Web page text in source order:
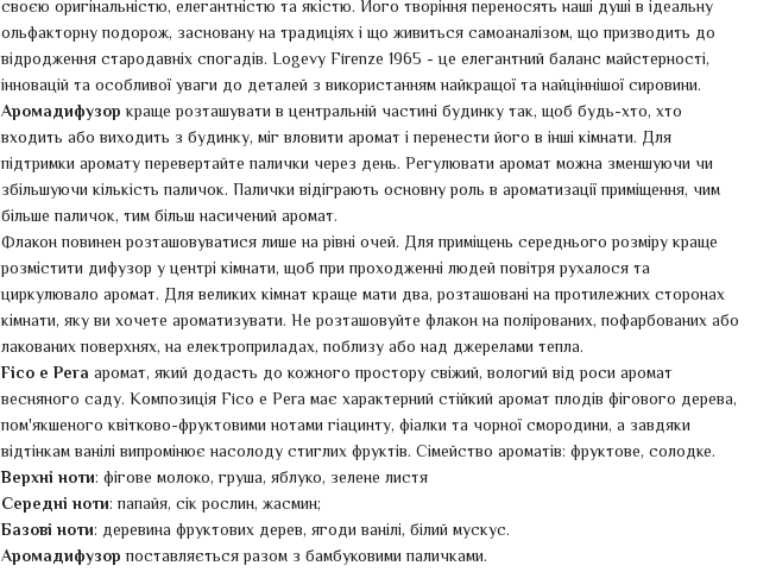
своєю оригінальністю, елегантністю та якістю. Його творіння переносять наші душі в ідеальну
ольфакторну подорож, засновану на традиціях і що живиться самоаналізом, що призводить до
відродження стародавніх спогадів. Logevy Firenze 1965 - це елегантний баланс майстерності,
інновацій та особливої уваги до деталей з використанням найкращої та найціннішої сировини.
Аромадифузоркраще розташувати в центральній частині будинку так, щоб будь-хто, хто
входить або виходить з будинку, міг вловити аромат і перенести його в інші кімнати. Для
підтримки аромату перевертайте палички через день. Регулювати аромат можна зменшуючи чи
збільшуючи кількість паличок. Палички відіграють основну роль в ароматизації приміщення, чим
більше паличок, тим більш насичений аромат.
Флакон повинен розташовуватися лише на рівні очей. Для приміщень середнього розміру краще
розмістити дифузор у центрі кімнати, щоб при проходженні людей повітря рухалося та
циркулювало аромат. Для великих кімнат краще мати два, розташовані на протилежних сторонах
кімнати, яку ви хочете ароматизувати. Не розташовуйте флакон на полірованих, пофарбованих або
лакованих поверхнях, на електроприладах, поблизу або над джерелами тепла.
Fico e Pera аромат, який додасть до кожного простору свіжий, вологий від роси аромат
весняного саду. Композиція Fico e Pera має характерний стійкий аромат плодів фігового дерева,
пом'якшеного квітково-фруктовими нотами гіацинту, фіалки та чорної смородини, а завдяки
відтінкам ванілі випромінює насолоду стиглих фруктів. Сімейство ароматів: фруктове, солодке.
Верхні ноти: фігове молоко, груша, яблуко, зелене листя
Середні ноти: папайя, сік рослин, жасмин;
Базові ноти: деревина фруктових дерев, ягоди ванілі, білий мускус.
Аромадифузорпоставляється разом з бамбуковими паличками.